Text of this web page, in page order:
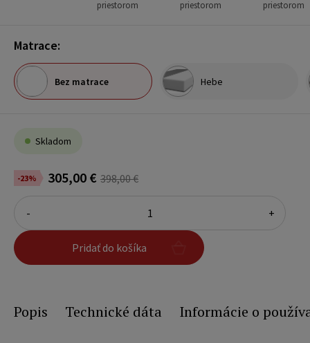
priestorom
priestorom
priestorom
Matrace:
Bez matrace Hebe
Skladom
-23% 305,00 € 398,00 €
- +
Pridať do košíka
Popis Technické dáta Informácie o